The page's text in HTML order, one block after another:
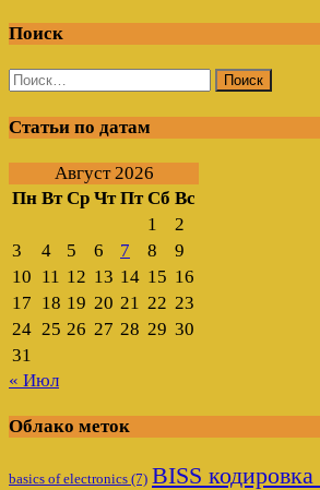
Поиск
Найти:
Статьи по датам
Август 2026
Пн Вт Ср Чт Пт Сб Вс
1
2
3
4 5 6 7 8
9
10 11 12 13 14 15 16
17 18 19 20 21 22 23
24 25 26 27 28 29 30
31
« Июл
Облако меток
basics of electronics (7) BISS кодировка